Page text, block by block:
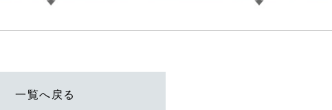
一覧へ戻る